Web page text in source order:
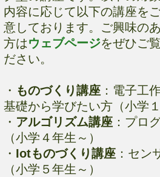
内容に応じて以下の講座を
意しております。ご興味の
方はウェブページをぜひご
ださい。
・ ものづくり講座 ：電子工
基礎から学びたい方（小学
・ アルゴリズム講座 ：プロ
（小学４年生～）
・ Iotものづくり講座 ：セン
（小学５年生～）